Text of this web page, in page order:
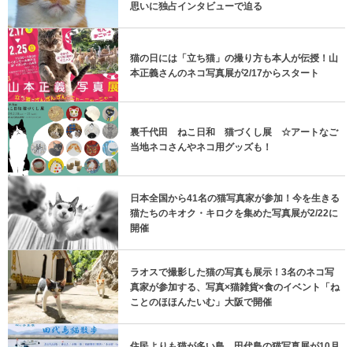
思いに独占インタビューで迫る
猫の日には「立ち猫」の撮り方も本人が伝授！山
本正義さんのネコ写真展が2/17からスタート
裏千代田 ねこ日和 猫づくし展 ☆アートなご
当地ネコさんやネコ用グッズも！
日本全国から41名の猫写真家が参加！今を生きる
猫たちのキオク・キロクを集めた写真展が2/22に
開催
ラオスで撮影した猫の写真も展示！3名のネコ写
真家が参加する、写真×猫雑貨×食のイベント「ね
ことのほほんたいむ」大阪で開催